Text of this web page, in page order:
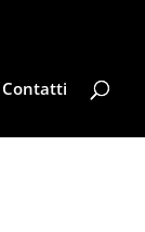
Contatti